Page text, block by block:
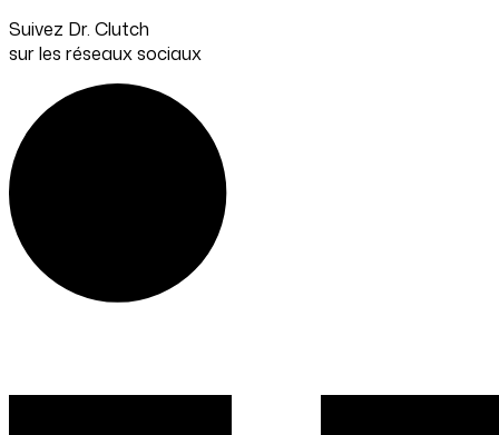
Suivez Dr. Clutch
sur les réseaux sociaux